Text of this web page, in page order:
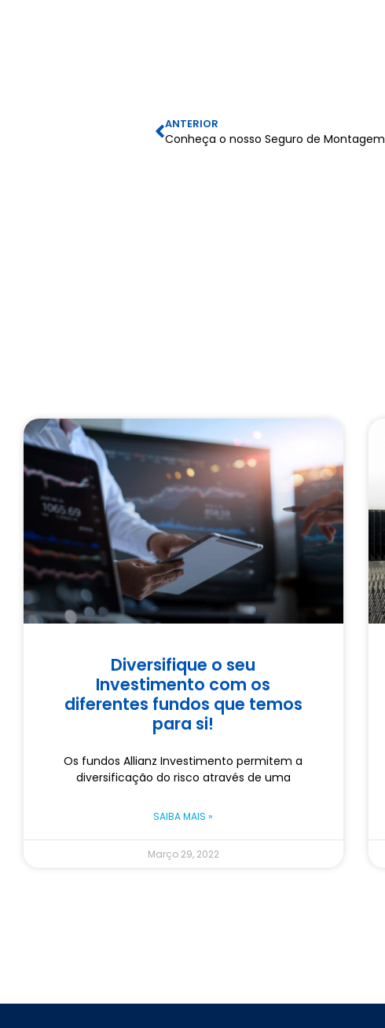
ANTERIOR
Conheça o nosso Seguro de Montagem
Diversifique o seu
Investimento com os
diferentes fundos que temos
para si!
Os fundos Allianz Investimento permitem a
diversificação do risco através de uma
SAIBA MAIS »
Março 29, 2022